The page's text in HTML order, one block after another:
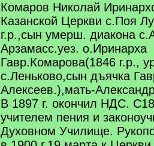
Комаров Николай
Казанской Церкви с.Поя
г.р.,сын умерш. диакона
Арзамасс.уез. о.Иринарха
Гавр.Комарова(1846 г.р.,
с.Леньково,сын дъячка
Алексеев.),мать-
В 1897 г. окончил НДС.
учителем пения и
Духовном Училище.